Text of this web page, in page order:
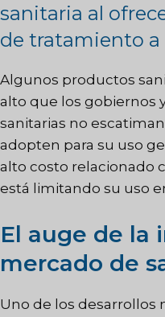
sanitaria al
de tratamiento a
Algunos productos
alto que los gobiernos
sanitarias no
adopten para su uso
alto costo relacionado
está limitando su uso
El auge de la
mercado de
Uno de los desarrollos